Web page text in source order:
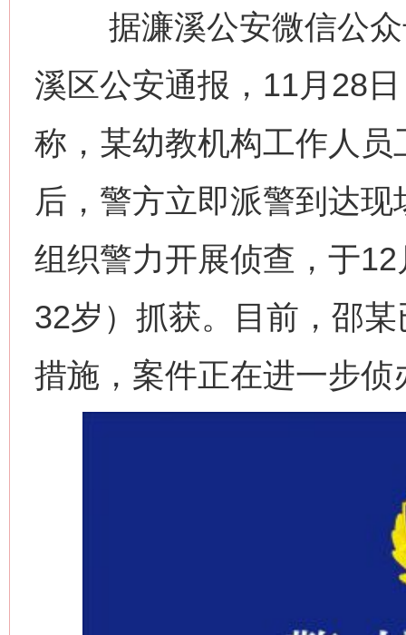
据濂溪公安微信公众
溪区公安通报，11月28
称，某幼教机构工作人
后，警方立即派警到达
组织警力开展侦查，于
32岁）抓获。目前，邵
措施，案件正在进一步侦